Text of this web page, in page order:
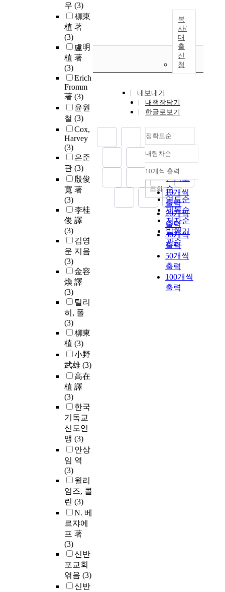
우 (3)
柳東
植 著
(3)
盧明
植 著
(3)
Erich
Fromm
著 (3)
윤원
철 (3)
Cox,
Harvey
(3)
은준
관 (3)
殷俊
寬 著
(3)
李桂
俊 譯
(3)
김영
운 지음
(3)
金容
煥 譯
(3)
틸리
히, 폴
(3)
柳東
植 (3)
小野
武雄 (3)
高在
植 譯
(3)
한국
기독교
신도연
맹 (3)
안상
임 역
(3)
윌리
엄즈, 콜
린 (3)
N. 베
르쟈에
프 著
(3)
신반
포교회
엮음 (3)
신반
복
사/
대
출
신
청
내보내기
내책장담기
한글로보기
정확도순
정확도
순
인기도
순
연도순
제목순
저자순
발행기
관순
내림차순
내림차순
10개씩 출력
10개씩
출력
20개씩
출력
30개씩
출력
50개씩
출력
100개씩
출력
조회